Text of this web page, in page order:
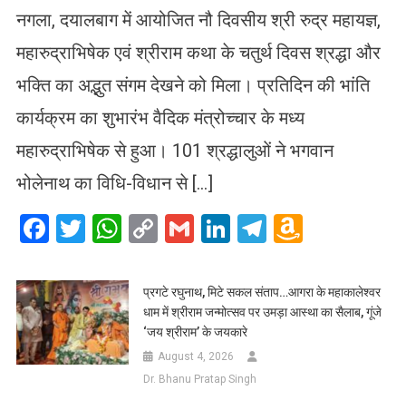
नगला, दयालबाग में आयोजित नौ दिवसीय श्री रुद्र महायज्ञ,
महारुद्राभिषेक एवं श्रीराम कथा के चतुर्थ दिवस श्रद्धा और
भक्ति का अद्भुत संगम देखने को मिला। प्रतिदिन की भांति
कार्यक्रम का शुभारंभ वैदिक मंत्रोच्चार के मध्य
महारुद्राभिषेक से हुआ। 101 श्रद्धालुओं ने भगवान
भोलेनाथ का विधि-विधान से […]
Facebook
Twitter
WhatsApp
CopyGmailLinkedIn
Telegram
List
प्रगटे रघुनाथ, मिटे सकल संताप…आगरा के महाकालेश्वर
धाम में श्रीराम जन्मोत्सव पर उमड़ा आस्था का सैलाब, गूंजे
‘जय श्रीराम’ के जयकारे
August 4, 2026
Dr. Bhanu Pratap Singh